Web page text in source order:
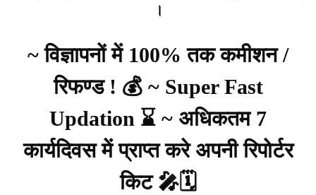
।
~ विज्ञापनों में 100% तक कमीशन /
रिफण्ड ! 💰 ~ Super Fast
Updation ⌛ ~ अधिकतम 7
कार्यदिवस में प्राप्त करे अपनी रिपोर्टर
किट 🎤🗓️